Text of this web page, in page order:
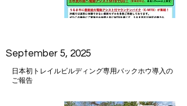
September 5, 2025
日本初トレイルビルディング専用バックホウ導入の
ご報告